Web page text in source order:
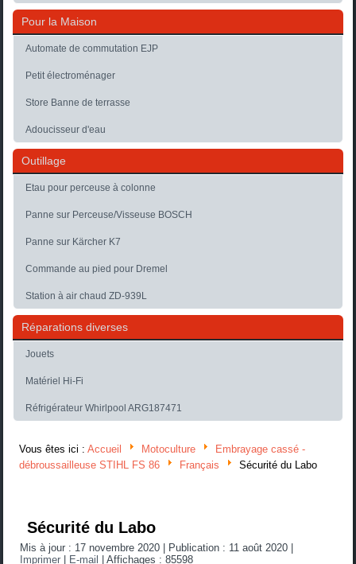
Pour la Maison
Automate de commutation EJP
Petit électroménager
Store Banne de terrasse
Adoucisseur d'eau
Outillage
Etau pour perceuse à colonne
Panne sur Perceuse/Visseuse BOSCH
Panne sur Kärcher K7
Commande au pied pour Dremel
Station à air chaud ZD-939L
Réparations diverses
Jouets
Matériel Hi-Fi
Réfrigérateur Whirlpool ARG187471
Vous êtes ici :Accueil Motoculture
Embrayage cassé -
débroussailleuse STIHL FS 86
Français Sécurité du Labo
Sécurité du Labo
Mis à jour : 17 novembre 2020 Publication : 11 août 2020
Imprimer
E-mail |Affichages : 85598